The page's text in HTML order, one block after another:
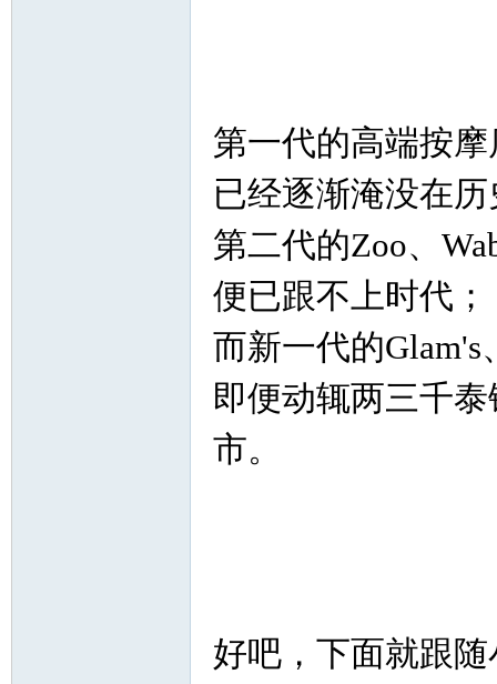
第一代的高端按摩
已经逐渐淹没在
第二代的Zoo、
便已跟不上时代；
而新一代的Glam's
即便动辄两三千
市。
好吧，下面就跟